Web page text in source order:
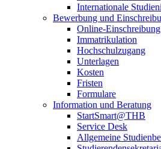
Internationale
Bewerbung und
Online-Einschreibung
Immatrikulation
Hochschulzugang
Unterlagen
Kosten
Fristen
Formulare
Information und Beratung
StartSmart@THB
Service Desk
Allgemeine